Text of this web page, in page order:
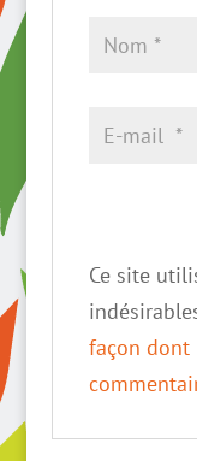
Ce site
façon dont